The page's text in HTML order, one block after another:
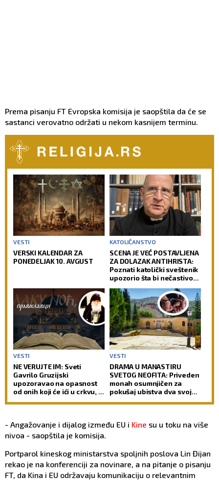
Prema pisanju FT Evropska komisija je saopštila da će se
sastanci verovatno održati u nekom kasnijem terminu.
VESTI
VERSKI KALENDAR ZA
PONEDELJAK 10. AVGUST
KATOLIČANSTVO
SCENA JE VEĆ POSTAVLJENA
ZA DOLAZAK ANTIHRISTA:
Poznati katolički sveštenik
upozorio šta bi nečastivom
nad čovečanstvom
VESTI
NE VERUJTE IM: Sveti
Gavrilo Gruzijski
upozoravao na opasnost
od onih koji će ići u crkvu, a
VESTI
DRAMA U MANASTIRU
SVETOG NEOFITA: Priveden
monah osumnjičen za
pokušaj ubistva dva svoja
- Angažovanje i dijalog između EU i Kine su u toku na više
nivoa - saopštila je komisija.
Portparol kineskog ministarstva spoljnih poslova Lin Đijan
rekao je na konferenciji za novinare, a na pitanje o pisanju
FT, da Kina i EU održavaju komunikaciju o relevantnim